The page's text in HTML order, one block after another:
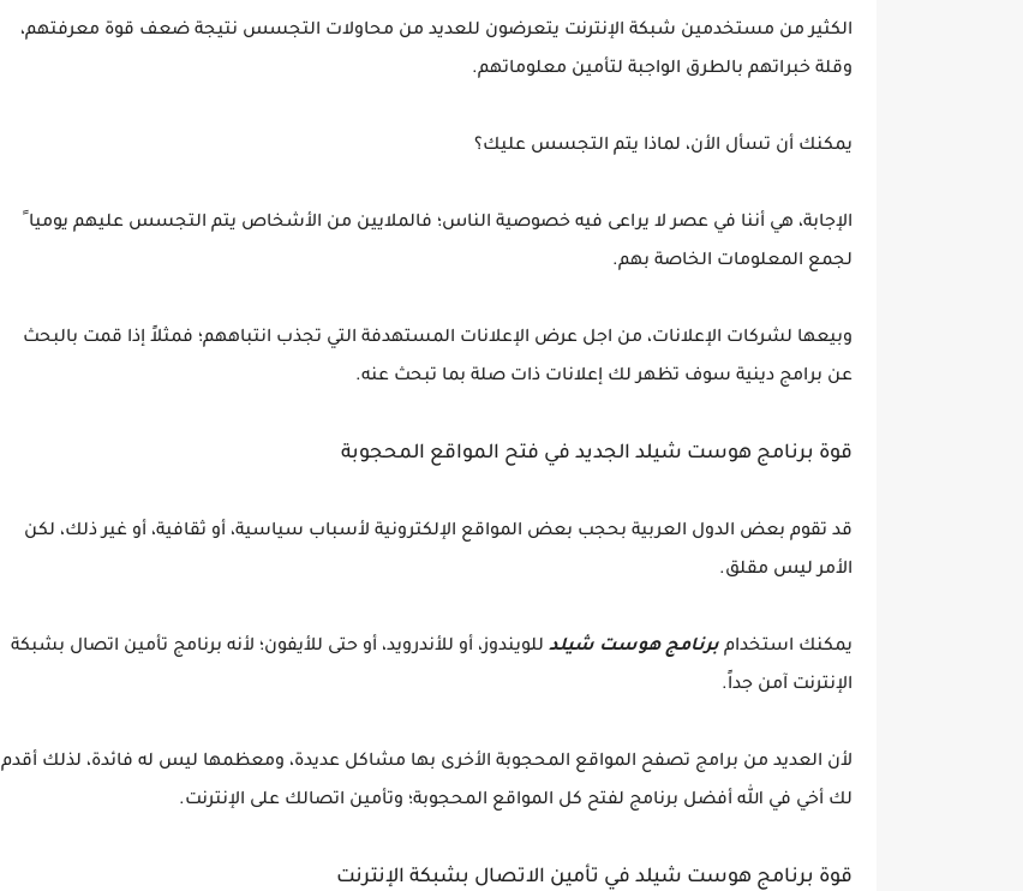
الكثير من مستخدمين شبكة الإنترنت يتعرضون للعديد من محاولات التجسس نتيجة ضعف قوة معرفتهم،
وقلة خبراتهم بالطرق الواجبة لتأمين معلوماتهم.
يمكنك أن تسأل الأن، لماذا يتم التجسس عليك؟
الإجابة، هي أننا في عصر لا يراعى فيه خصوصية الناس؛ فالملايين من الأشخاص يتم التجسس عليهم يوميا ً
لجمع المعلومات الخاصة بهم.
وبيعها لشركات الإعلانات، من اجل عرض الإعلانات المستهدفة التي تجذب انتباههم؛ فمثلاً إذا قمت بالبحث
عن برامج دينية سوف تظهر لك إعلانات ذات صلة بما تبحث عنه.
قوة برنامج هوست شيلد الجديد في فتح المواقع المحجوبة
قد تقوم بعض الدول العربية بحجب بعض المواقع الإلكترونية لأسباب سياسية، أو ثقافية، أو غير ذلك، لكن
الأمر ليس مقلق.
يمكنك استخدام برنامج هوست شيلد للويندوز، أو للأندرويد، أو حتى للأيفون؛ لأنه برنامج تأمين اتصال بشبكة
الإنترنت آمن جداً.
لأن العديد من برامج تصفح المواقع المحجوبة الأخرى بها مشاكل عديدة، ومعظمها ليس له فائدة، لذلك أقدم
لك أخي في الله أفضل برنامج لفتح كل المواقع المحجوبة؛ وتأمين اتصالك على الإنترنت.
قوة برنامج هوست شيلد في تأمين الاتصال بشبكة الإنترنت